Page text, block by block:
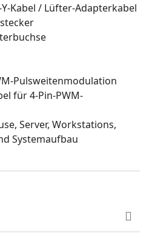
Kabel / Lüfter-Adapterkabel
Pulsweitenmodulation
für 4-Pin-PWM-
Server, Workstations,
Systemaufbau